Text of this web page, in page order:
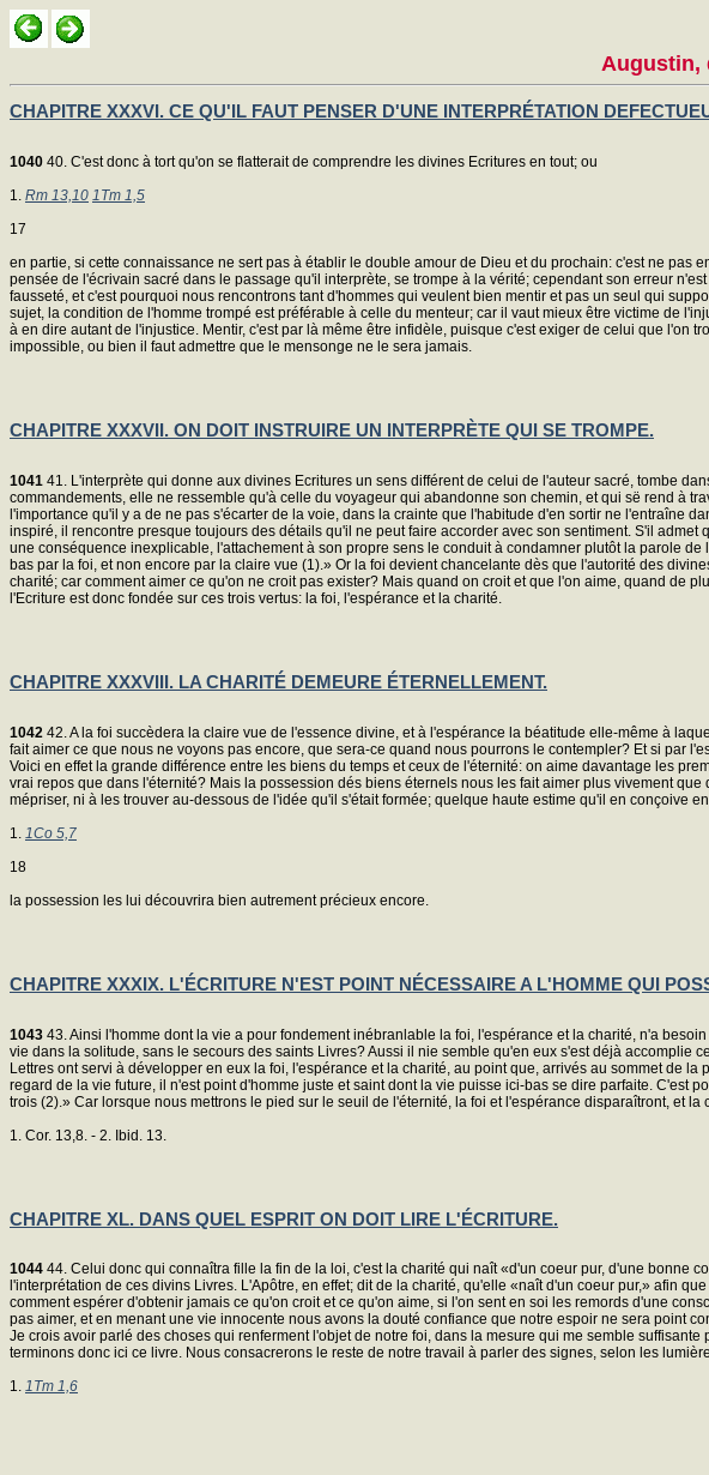
Augustin,
CHAPITRE XXXVI. CE QU'IL FAUT PENSER D'UNE INTERPRÉTATION
1040 40. C'est donc à tort qu'on se flatterait de comprendre les divines Ecritures en tout; ou
1. Rm 13,10 1Tm 1,5
17
en partie, si cette connaissance ne sert pas à établir le double amour de Dieu et du prochain: c'est ne
pensée de l'écrivain sacré dans le passage qu'il interprète, se trompe à la vérité; cependant son erreur
fausseté, et c'est pourquoi nous rencontrons tant d'hommes qui veulent bien mentir et pas un seul qui
sujet, la condition de l'homme trompé est préférable à celle du menteur; car il vaut mieux être victime de
à en dire autant de l'injustice. Mentir, c'est par là même être infidèle, puisque c'est exiger de celui que
impossible, ou bien il faut admettre que le mensonge ne le sera jamais.
CHAPITRE XXXVII. ON DOIT INSTRUIRE UN INTERPRÈTE QUI SE TROMPE.
1041 41. L'interprète qui donne aux divines Ecritures un sens différent de celui de l'auteur sacré, tombe
commandements, elle ne ressemble qu'à celle du voyageur qui abandonne son chemin, et qui së rend à
l'importance qu'il y a de ne pas s'écarter de la voie, dans la crainte que l'habitude d'en sortir ne l'entraîne
inspiré, il rencontre presque toujours des détails qu'il ne peut faire accorder avec son sentiment. S'il
une conséquence inexplicable, l'attachement à son propre sens le conduit à condamner plutôt la parole
bas par la foi, et non encore par la claire vue (1).» Or la foi devient chancelante dès que l'autorité des
charité; car comment aimer ce qu'on ne croit pas exister? Mais quand on croit et que l'on aime, quand de
l'Ecriture est donc fondée sur ces trois vertus: la foi, l'espérance et la charité.
CHAPITRE XXXVIII. LA CHARITÉ DEMEURE ÉTERNELLEMENT.
1042 42. A la foi succèdera la claire vue de l'essence divine, et à l'espérance la béatitude elle-même à
fait aimer ce que nous ne voyons pas encore, que sera-ce quand nous pourrons le contempler? Et si par
Voici en effet la grande différence entre les biens du temps et ceux de l'éternité: on aime davantage les
vrai repos que dans l'éternité? Mais la possession dés biens éternels nous les fait aimer plus vivement
mépriser, ni à les trouver au-dessous de l'idée qu'il s'était formée; quelque haute estime qu'il en conçoive en
1. 1Co 5,7
18
la possession les lui découvrira bien autrement précieux encore.
CHAPITRE XXXIX. L'ÉCRITURE N'EST POINT NÉCESSAIRE A L'HOMME QUI
1043 43. Ainsi l'homme dont la vie a pour fondement inébranlable la foi, l'espérance et la charité, n'a
vie dans la solitude, sans le secours des saints Livres? Aussi il nie semble qu'en eux s'est déjà
Lettres ont servi à développer en eux la foi, l'espérance et la charité, au point que, arrivés au sommet de
regard de la vie future, il n'est point d'homme juste et saint dont la vie puisse ici-bas se dire parfaite. C'est
trois (2).» Car lorsque nous mettrons le pied sur le seuil de l'éternité, la foi et l'espérance disparaîtront, et
1. Cor. 13,8. - 2. Ibid. 13.
CHAPITRE XL. DANS QUEL ESPRIT ON DOIT LIRE L'ÉCRITURE.
1044 44. Celui donc qui connaîtra fille la fin de la loi, c'est la charité qui naît «d'un coeur pur, d'une bonne
l'interprétation de ces divins Livres. L'Apôtre, en effet; dit de la charité, qu'elle «naît d'un coeur pur,» afin
comment espérer d'obtenir jamais ce qu'on croit et ce qu'on aime, si l'on sent en soi les remords d'une
pas aimer, et en menant une vie innocente nous avons la douté confiance que notre espoir ne sera point
Je crois avoir parlé des choses qui renferment l'objet de notre foi, dans la mesure qui me semble
terminons donc ici ce livre. Nous consacrerons le reste de notre travail à parler des signes, selon les
1. 1Tm 1,6